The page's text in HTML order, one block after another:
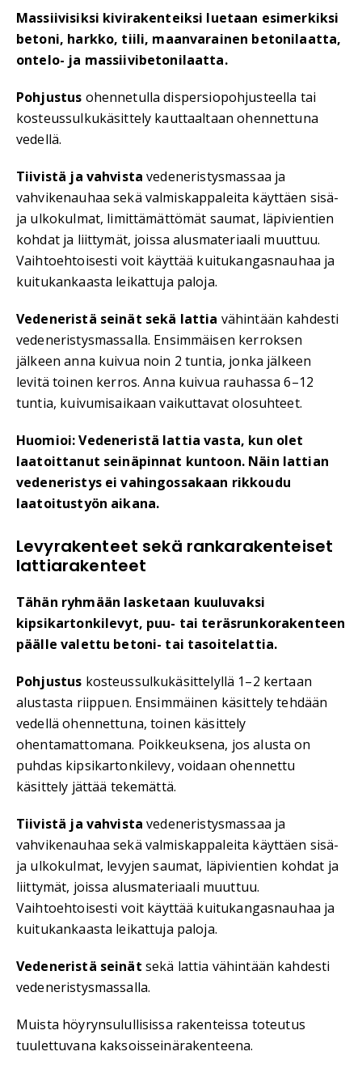
Massiivisiksi kivirakenteiksi luetaan esimerkiksi
betoni, harkko, tiili, maanvarainen betonilaatta,
ontelo- ja massiivibetonilaatta.
Pohjustus ohennetulla dispersiopohjusteella tai
kosteussulkukäsittely kauttaaltaan ohennettuna
vedellä.
Tiivistä ja vahvista vedeneristysmassaa ja
vahvikenauhaa sekä valmiskappaleita käyttäen sisä-
ja ulkokulmat, limittämättömät saumat, läpivientien
kohdat ja liittymät, joissa alusmateriaali muuttuu.
Vaihtoehtoisesti voit käyttää kuitukangasnauhaa ja
kuitukankaasta leikattuja paloja.
Vedeneristä seinät sekä lattia vähintään kahdesti
vedeneristysmassalla. Ensimmäisen kerroksen
jälkeen anna kuivua noin 2 tuntia, jonka jälkeen
levitä toinen kerros. Anna kuivua rauhassa 6–12
tuntia, kuivumisaikaan vaikuttavat olosuhteet.
Huomioi: Vedeneristä lattia vasta, kun olet
laatoittanut seinäpinnat kuntoon. Näin lattian
vedeneristys ei vahingossakaan rikkoudu
laatoitustyön aikana.
Levyrakenteet sekä rankarakenteiset
lattiarakenteet
Tähän ryhmään lasketaan kuuluvaksi
kipsikartonkilevyt, puu- tai teräsrunkorakenteen
päälle valettu betoni- tai tasoitelattia.
Pohjustus kosteussulkukäsittelyllä 1–2 kertaan
alustasta riippuen. Ensimmäinen käsittely tehdään
vedellä ohennettuna, toinen käsittely
ohentamattomana. Poikkeuksena, jos alusta on
puhdas kipsikartonkilevy, voidaan ohennettu
käsittely jättää tekemättä.
Tiivistä ja vahvista vedeneristysmassaa ja
vahvikenauhaa sekä valmiskappaleita käyttäen sisä-
ja ulkokulmat, levyjen saumat, läpivientien kohdat ja
liittymät, joissa alusmateriaali muuttuu.
Vaihtoehtoisesti voit käyttää kuitukangasnauhaa ja
kuitukankaasta leikattuja paloja.
Vedeneristä seinät sekä lattia vähintään kahdesti
vedeneristysmassalla.
Muista höyrynsulullisissa rakenteissa toteutus
tuulettuvana kaksoisseinärakenteena.